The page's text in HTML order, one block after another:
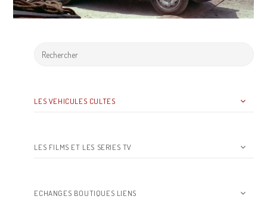
LES VEHICULES CULTES
LES FILMS ET LES SERIES TV
ECHANGES BOUTIQUES LIENS